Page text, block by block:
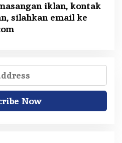
iklan, kontak
silahkan email ke